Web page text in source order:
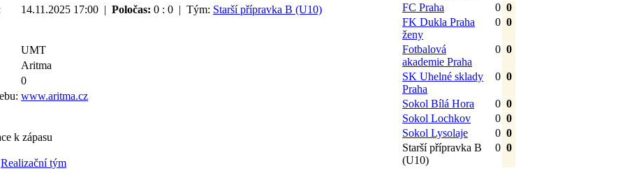
14.11.2025 17:00 | Poločas: 0 : 0 | Tým: Starší přípravka B (U10)
UMT
Aritma
0
www.aritma.cz
k zápasu
Realizační tým
FC Praha
0 0
FK Dukla Praha
ženy
0 0
Fotbalová
akademie Praha
0 0
SK Uhelné sklady
Praha
0 0
Sokol Bílá Hora 0 0
Sokol Lochkov
0 0
Sokol Lysolaje
0 0
Starší přípravka B
(U10)
0 0